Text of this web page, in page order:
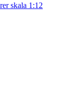
skala 1:12